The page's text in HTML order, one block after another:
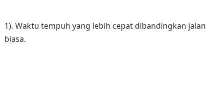
1). Waktu tempuh yang lebih cepat dibandingkan jalan
biasa.